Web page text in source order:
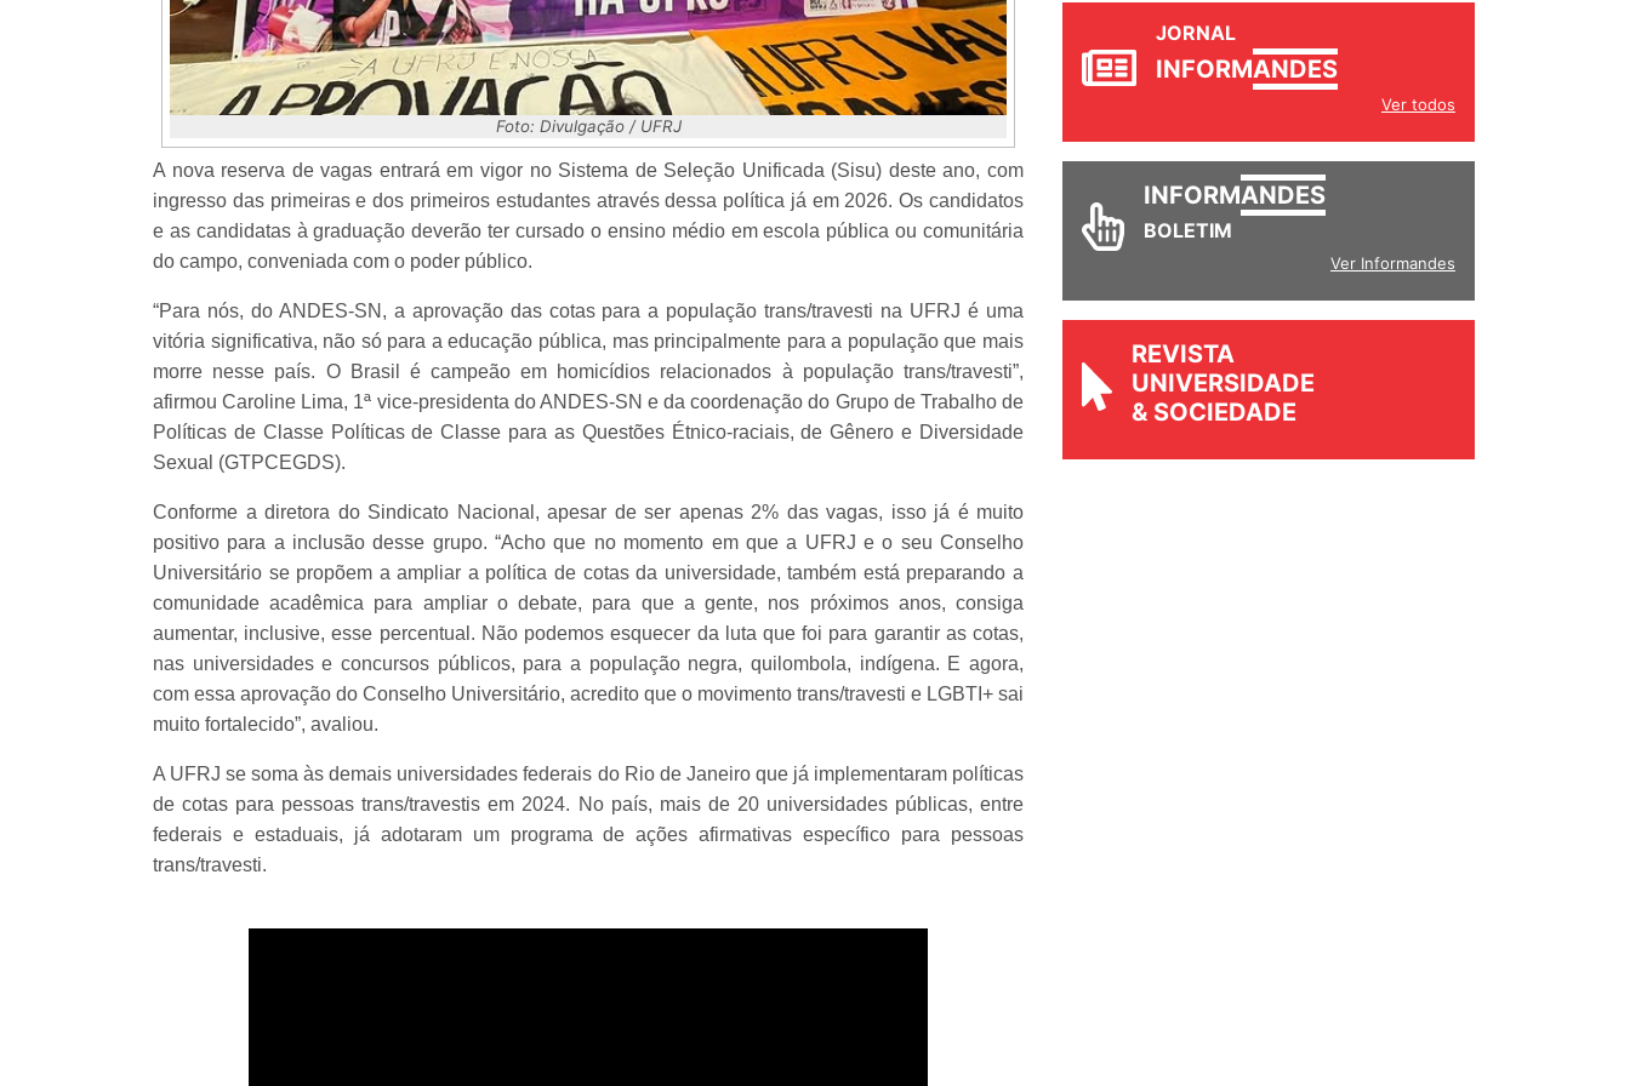
Foto: Divulgação / UFRJ
A nova reserva de vagas entrará em vigor no Sistema de Seleção Unificada (Sisu) deste ano, com
ingresso das primeiras e dos primeiros estudantes através dessa política já em 2026. Os candidatos
e as candidatas à graduação deverão ter cursado o ensino médio em escola pública ou comunitária
do campo, conveniada com o poder público.
“Para nós, do ANDES-SN, a aprovação das cotas para a população trans/travesti na UFRJ é uma
vitória significativa, não só para a educação pública, mas principalmente para a população que mais
morre nesse país. O Brasil é campeão em homicídios relacionados à população trans/travesti”,
afirmou Caroline Lima, 1ª vice-presidenta do ANDES-SN e da coordenação do Grupo de Trabalho de
Políticas de Classe Políticas de Classe para as Questões Étnico-raciais, de Gênero e Diversidade
Sexual (GTPCEGDS).
Conforme a diretora do Sindicato Nacional, apesar de ser apenas 2% das vagas, isso já é muito
positivo para a inclusão desse grupo. “Acho que no momento em que a UFRJ e o seu Conselho
Universitário se propõem a ampliar a política de cotas da universidade, também está preparando a
comunidade acadêmica para ampliar o debate, para que a gente, nos próximos anos, consiga
aumentar, inclusive, esse percentual. Não podemos esquecer da luta que foi para garantir as cotas,
nas universidades e concursos públicos, para a população negra, quilombola, indígena. E agora,
com essa aprovação do Conselho Universitário, acredito que o movimento trans/travesti e LGBTI+ sai
muito fortalecido”, avaliou.
A UFRJ se soma às demais universidades federais do Rio de Janeiro que já implementaram políticas
de cotas para pessoas trans/travestis em 2024. No país, mais de 20 universidades públicas, entre
federais e estaduais, já adotaram um programa de ações afirmativas específico para pessoas
trans/travesti.
JORNAL
Ver todos
INFORM
Ver Informandes
REVISTA
UNIVERSIDADE